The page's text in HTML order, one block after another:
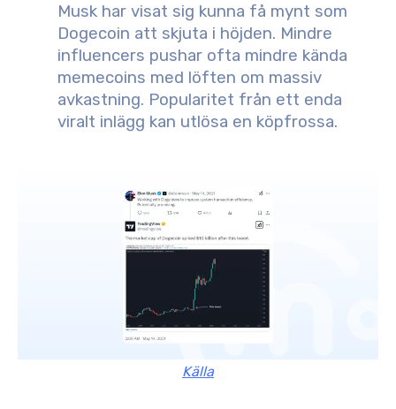
Musk har visat sig kunna få mynt som
Dogecoin att skjuta i höjden. Mindre
influencers pushar ofta mindre kända
memecoins med löften om massiv
avkastning. Popularitet från ett enda
viralt inlägg kan utlösa en köpfrossa.
Källa